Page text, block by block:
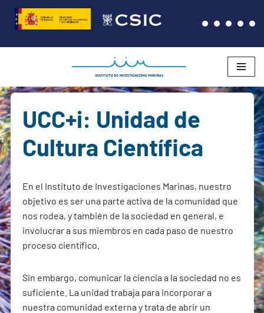
Saltar
al
UCC+i: Unidad de
Cultura Científica
En el Instituto de Investigaciones Marinas, nuestro
objetivo es ser una parte activa de la comunidad que
nos rodea, y también de la sociedad en general, e
involucrar a sus miembros en cada paso de nuestro
proceso científico.
Sin embargo, comunicar la ciencia a la sociedad no es
suficiente. La unidad trabaja para incorporar a
nuestra comunidad externa y trata de abrir un